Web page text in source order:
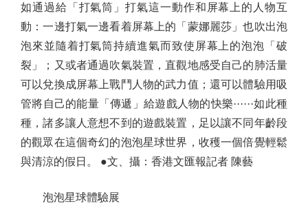
如通過給「打氣筒」打氣這一動作和屏幕上的人物互
動：一邊打氣一邊看着屏幕上的「蒙娜麗莎」也吹出泡
泡來並隨着打氣筒持續進氣而致使屏幕上的泡泡「破
裂」；又或者通過吹氣裝置，直觀地感受自己的肺活量
可以兌換成屏幕上戰鬥人物的武力值；還可以體驗用吸
管將自己的能量「傳遞」給遊戲人物的快樂······如此種
種，諸多讓人意想不到的遊戲裝置，足以讓不同年齡段
的觀眾在這個奇幻的泡泡星球世界，收穫一個倍覺輕鬆
與清涼的假日。 ●文、攝：香港文匯報記者 陳藝
泡泡星球體驗展